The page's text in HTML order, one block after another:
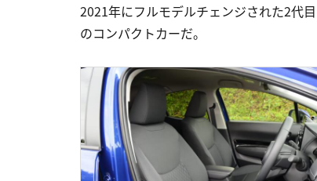
2021年にフルモデルチェンジされた2代
のコンパクトカーだ。